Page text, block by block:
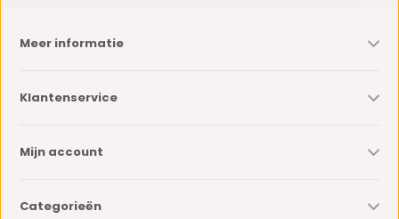
Meer informatie
Klantenservice
Mijn account
Categorieën